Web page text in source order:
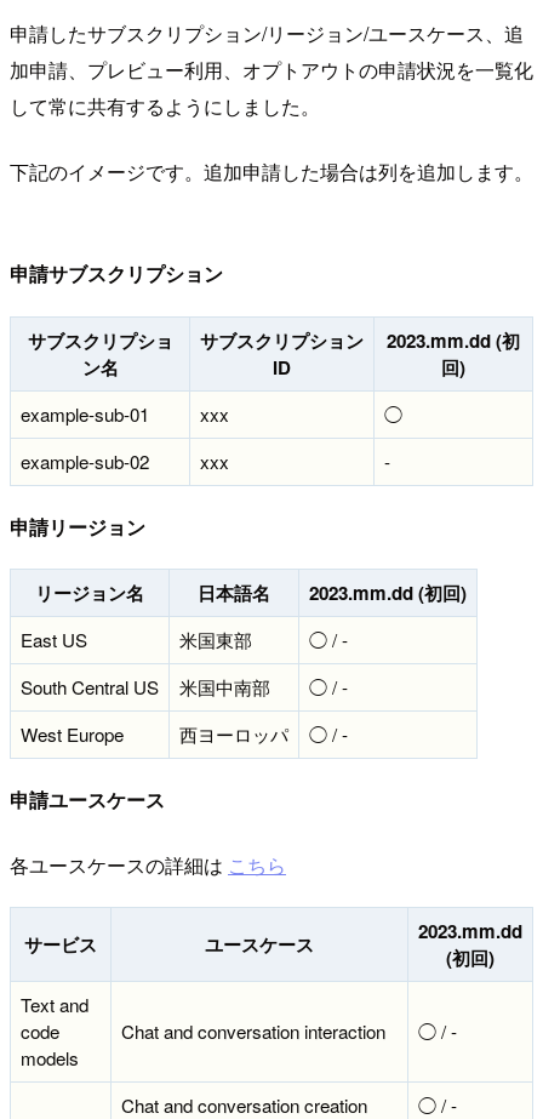
申請したサブスクリプション/リージョン/ユースケース、追
加申請、プレビュー利用、オプトアウトの申請状況を一覧化
して常に共有するようにしました。
下記のイメージです。追加申請した場合は列を追加します。
申請サブスクリプション
サブスクリプショ
ン名
サブスクリプション
ID
2023.mm.dd (初
回)
example-sub-01 xxx
◯
example-sub-02
xxx -
申請リージョン
リージョン名 日本語名 2023.mm.dd (初回)
East US 米国東部
◯ / -
South Central US
米国中南部
◯ / -
West Europe
西ヨーロッパ ◯ / -
申請ユースケース
各ユースケースの詳細は こちら
サービス ユースケース
2023.mm.dd
(初回)
Text and
code
models
Chat and conversation interaction ◯ / -
Chat and conversation creation ◯ / -